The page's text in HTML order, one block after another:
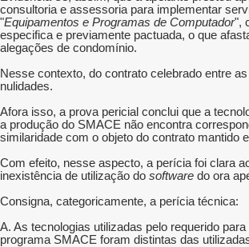
consultoria e assessoria para implementar
"Equipamentos e Programas de Computador",
especifica e previamente pactuada, o que
alegações de condomínio.
Nesse contexto, do contrato celebrado entre
nulidades.
Afora isso, a prova pericial conclui que a
a produção do SMACE não encontra
similaridade com o objeto do contrato mantido
Com efeito, nesse aspecto, a perícia foi clara
inexistência de utilização do software do ora
Consigna, categoricamente, a perícia técnica:
A. As tecnologias utilizadas pelo requerido
programa SMACE foram distintas das